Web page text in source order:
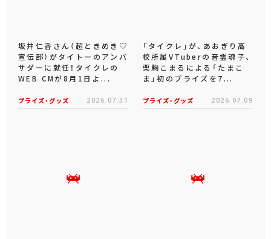
坂井仁香さん（超ときめき♡
宣伝部）がタイトーのアンバ
サダーに就任！タイクレの
WEB CMが8月1日よ...
プライズ・グッズ 2026.07.31
「タイクレ」が、あおぎり高
校所属VTuberの音霊魂子、
栗駒こまるによる「たまこ
ま」初のプライズを7...
プライズ・グッズ 2026.07.09